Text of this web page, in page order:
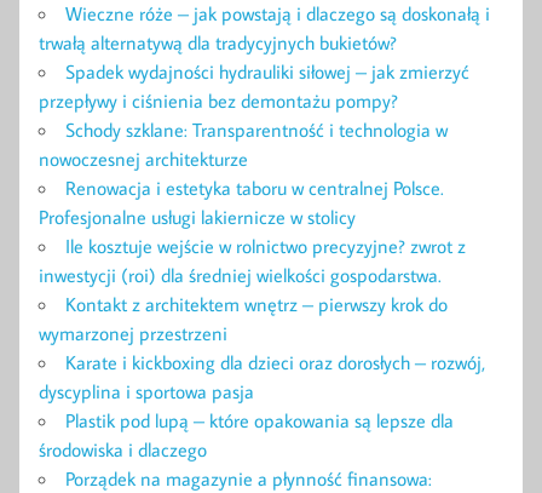
Wieczne róże – jak powstają i dlaczego są doskonałą i
trwałą alternatywą dla tradycyjnych bukietów?
Spadek wydajności hydrauliki siłowej – jak zmierzyć
przepływy i ciśnienia bez demontażu pompy?
Schody szklane: Transparentność i technologia w
nowoczesnej architekturze
Renowacja i estetyka taboru w centralnej Polsce.
Profesjonalne usługi lakiernicze w stolicy
Ile kosztuje wejście w rolnictwo precyzyjne? zwrot z
inwestycji (roi) dla średniej wielkości gospodarstwa.
Kontakt z architektem wnętrz – pierwszy krok do
wymarzonej przestrzeni
Karate i kickboxing dla dzieci oraz dorosłych – rozwój,
dyscyplina i sportowa pasja
Plastik pod lupą – które opakowania są lepsze dla
środowiska i dlaczego
Porządek na magazynie a płynność finansowa: